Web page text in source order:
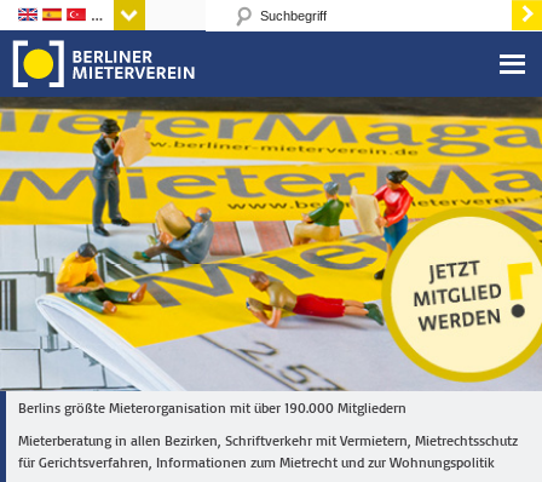
Sprachen
Berlins größte Mieterorganisation mit über 190.000 Mitgliedern
Mieterberatung in allen Bezirken, Schriftverkehr mit Vermietern, Mietrechtsschutz
für Gerichtsverfahren, Informationen zum Mietrecht und zur Wohnungspolitik